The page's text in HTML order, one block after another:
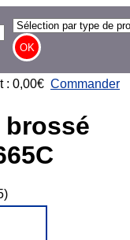
: 0,00€ Commander